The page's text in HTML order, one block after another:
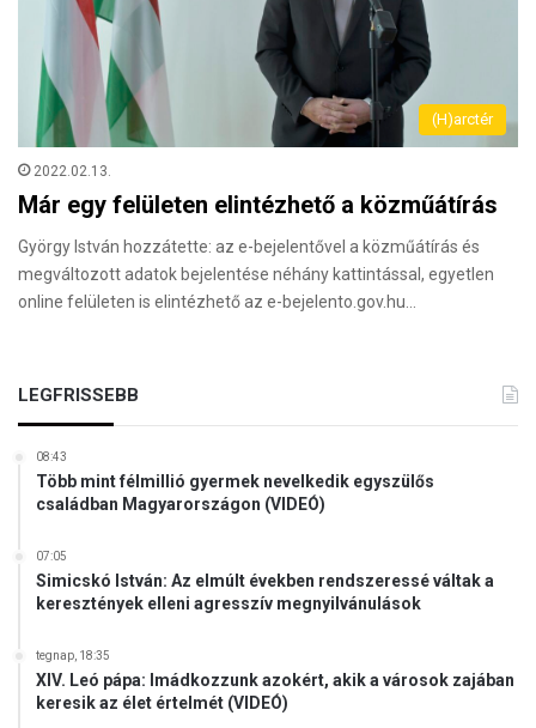
(H)arctér
2022.02.13.
Már egy felületen elintézhető a közműátírás
György István hozzátette: az e-bejelentővel a közműátírás és
megváltozott adatok bejelentése néhány kattintással, egyetlen
online felületen is elintézhető az e-bejelento.gov.hu…
LEGFRISSEBB
08:43
Több mint félmillió gyermek nevelkedik egyszülős
családban Magyarországon (VIDEÓ)
07:05
Simicskó István: Az elmúlt években rendszeressé váltak a
keresztények elleni agresszív megnyilvánulások
tegnap, 18:35
XIV. Leó pápa: Imádkozzunk azokért, akik a városok zajában
keresik az élet értelmét (VIDEÓ)